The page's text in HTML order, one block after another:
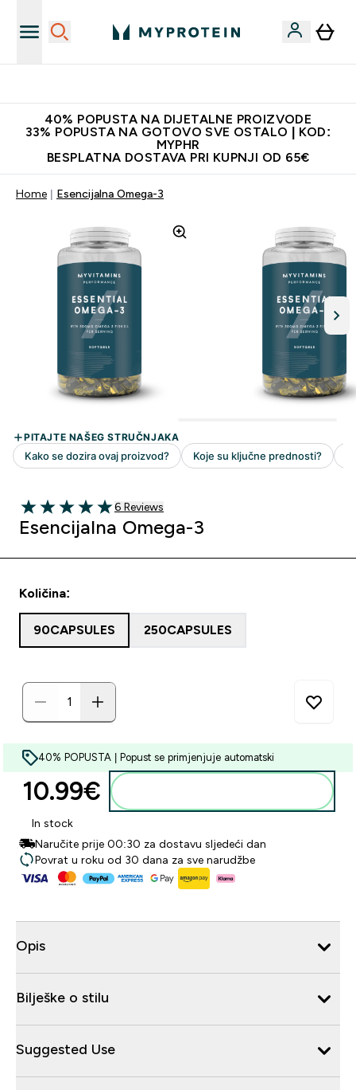
40% POPUSTA NA DIJETALNE PROIZVODE
33% POPUSTA NA GOTOVO SVE OSTALO | KOD:
MYPHR
BESPLATNA DOSTAVA PRI KUPNJI OD 65€
Home Esencijalna Omega-3
5 out of 5 stars
6 customer reviews
6 Reviews
Esencijalna Omega-3
Količina:
90CAPSULES 250CAPSULES
40% POPUSTA | Popust se primjenjuje automatski
10.99€‎
In stock
Naručite prije 00:30 za dostavu sljedeći dan
Povrat u roku od 30 dana za sve narudžbe
Opis
Bilješke o stilu
Suggested Use